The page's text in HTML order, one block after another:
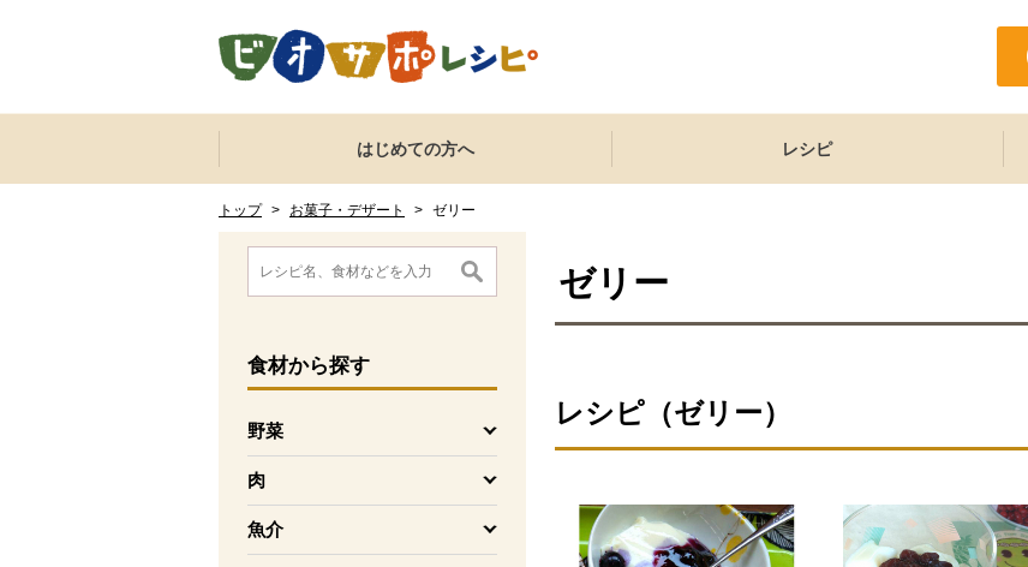
ここからサイト内共通メニューです。
サイト内共通メニューをスキップする
はじめての方へ レシピ
トップ > お菓子・デザート > ゼリー
ここから消費材検索メニューです。
食材から探す
野菜
を開く
肉
を開く
魚介
を開く
消費材検索メニューここまで。
ここから本文です。
ゼリー
レシピ（ゼリー）